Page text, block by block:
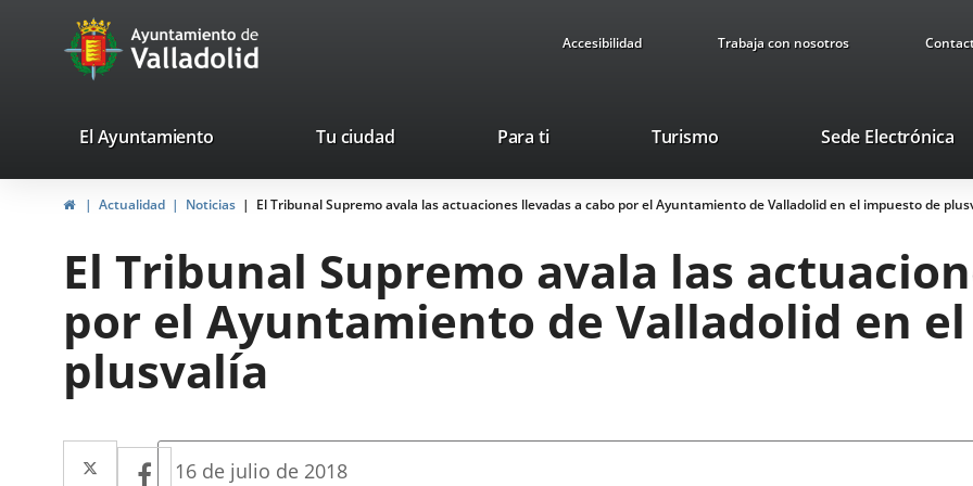
Portal
Web
Ayuntamiento
de
Accesibilidad Trabaja con nosotros
valladolid.es
El Ayuntamiento Tu ciudad Para ti TurismoEste
se
abrirá
ventana
nueva.
Sede Electrónica
InicioActualidad Noticias El Tribunal Supremo avala las actuaciones llevadas a cabo por el Ayuntamiento de Valladolid en el impuesto de
El Tribunal Supremo avala las
por el Ayuntamiento de Valladolid en
plusvalía
Twitter
EnlaceFacebook
Enlace
Fecha
16 de julio de 2018